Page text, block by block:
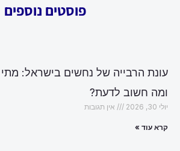
פוסטים נוספים
עונת הרבייה של נחשים בישראל:
ומה חשוב לדעת?
יולי 30, 2026 אין תגובות
קרא עוד »